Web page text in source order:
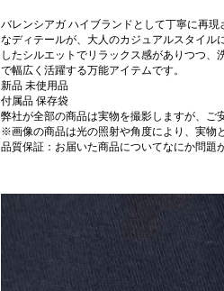
バレンシアガ ハイブランドとして丁寧に再
なディテールが、大人のカジュアルスタイル
したシルエットでリラックス感がありつつ
で幅広く活躍する万能アイテムです。
新品 未使用品
付属品 保存袋
弊社が全部の商品は実物を撮影しますが、ご
※画像の商品は光の照射や角度により、実物
品質保証：お届いた商品についてなにか問題